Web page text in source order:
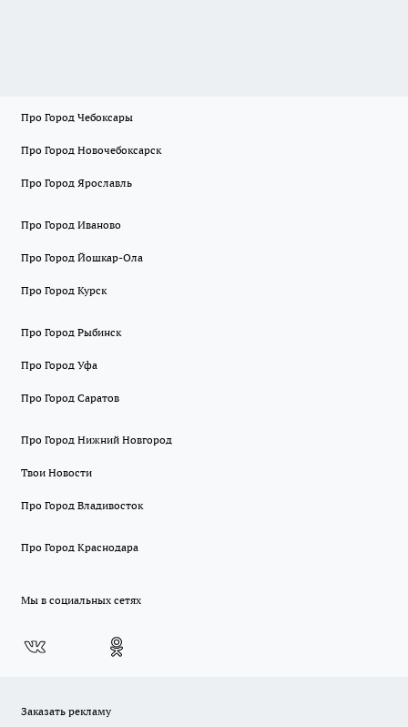
Про Город Чебоксары
Про Город Новочебоксарск
Про Город Ярославль
Про Город Иваново
Про Город Йошкар-Ола
Про Город Курск
Про Город Рыбинск
Про Город Уфа
Про Город Саратов
Про Город Нижний Новгород
Твои Новости
Про Город Владивосток
Про Город Краснодара
Мы в социальных сетях
Заказать рекламу